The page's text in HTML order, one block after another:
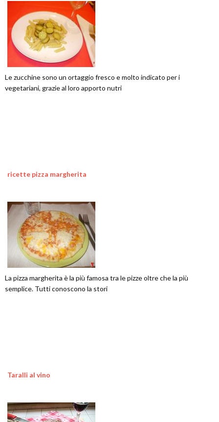
Le zucchine sono un ortaggio fresco e molto indicato per i
vegetariani, grazie al loro apporto nutri
ricette pizza margherita
La pizza margherita è la più famosa tra le pizze oltre che la più
semplice. Tutti conoscono la stori
Taralli al vino